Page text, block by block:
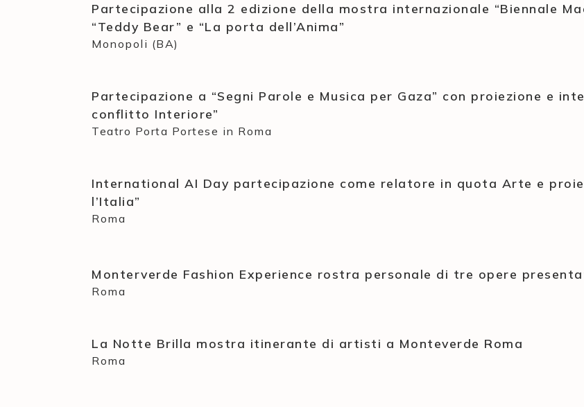
Partecipazione alla 2 edizione della mostra internazionale “Biennale
“Teddy Bear” e “La porta dell’Anima”
Monopoli (BA)
Partecipazione a “Segni Parole e Musica per Gaza” con proiezione e
conflitto Interiore”
Teatro Porta Portese in Roma
International AI Day partecipazione come relatore in quota Arte e
l’Italia”
Roma
Monterverde Fashion Experience rostra personale di tre opere
Roma
La Notte Brilla mostra itinerante di artisti a Monteverde Roma
Roma